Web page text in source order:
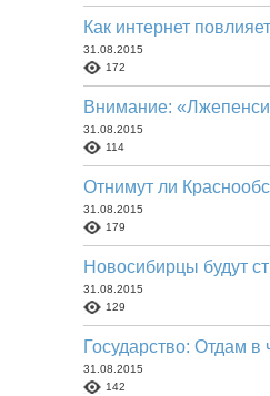
Как интернет
31.08.2015
172
Внимание:
31.08.2015
114
Отнимут ли
31.08.2015
179
Новосибирцы будут
31.08.2015
129
Государство: Отдам
31.08.2015
142